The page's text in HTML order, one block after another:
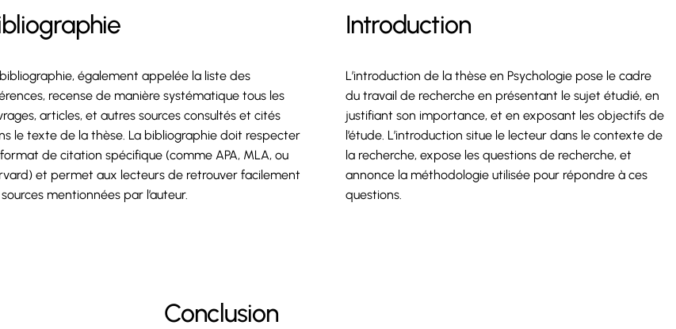
également appelée la liste des
recense de manière systématique tous les
articles, et autres sources consultés et cités
le texte de la thèse. La bibliographie doit respecter
de citation spécifique (comme APA, MLA, ou
et permet aux lecteurs de retrouver facilement
sources mentionnées par l’auteur.
Introduction
L’introduction de la thèse en Psychologie pose le cadre
du travail de recherche en présentant le sujet étudié, en
justifiant son importance, et en exposant les objectifs de
l’étude. L’introduction situe le lecteur dans le contexte de
la recherche, expose les questions de recherche, et
annonce la méthodologie utilisée pour répondre à ces
questions.
Conclusion